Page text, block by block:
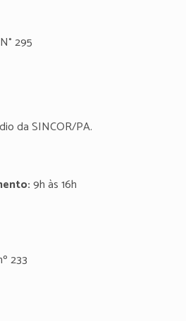
295
da SINCOR/PA.
9h às 16h
233